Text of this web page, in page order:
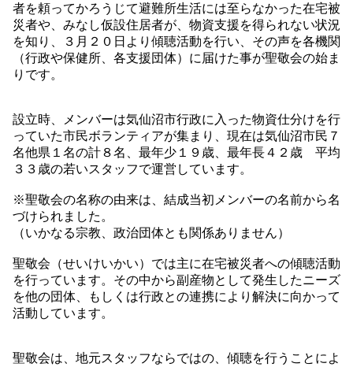
者を頼ってかろうじて避難所生活には至らなかった在宅被
災者や、みなし仮設住居者が、物資支援を得られない状況
を知り、３月２０日より傾聴活動を行い、その声を各機関
（行政や保健所、各支援団体）に届けた事が聖敬会の始ま
りです。
設立時、メンバーは気仙沼市行政に入った物資仕分けを行
っていた市民ボランティアが集まり、現在は気仙沼市民７
名他県１名の計８名、最年少１９歳、最年長４２歳 平均
３３歳の若いスタッフで運営しています。
※聖敬会の名称の由来は、結成当初メンバーの名前から名
づけられました。
（いかなる宗教、政治団体とも関係ありません）
聖敬会（せいけいかい）では主に在宅被災者への傾聴活動
を行っています。その中から副産物として発生したニーズ
を他の団体、もしくは行政との連携により解決に向かって
活動しています。
聖敬会は、地元スタッフならではの、傾聴を行うことによ